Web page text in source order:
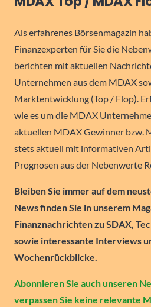
Als erfahrenes Börsenmagazin
Finanzexperten für Sie die
berichten mit aktuellen
Unternehmen aus dem MDAX
Marktentwicklung (Top / Flop).
wie es um die MDAX
aktuellen MDAX Gewinner bzw.
stets aktuell mit informativen
Prognosen aus der Nebenwerte
Bleiben Sie immer auf dem
News finden Sie in unserem
Finanznachrichten zu SDAX,
sowie interessante Interviews
Wochenrückblicke.
Abonnieren Sie auch unseren
verpassen Sie keine relevante